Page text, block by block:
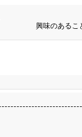
興味のあるこ